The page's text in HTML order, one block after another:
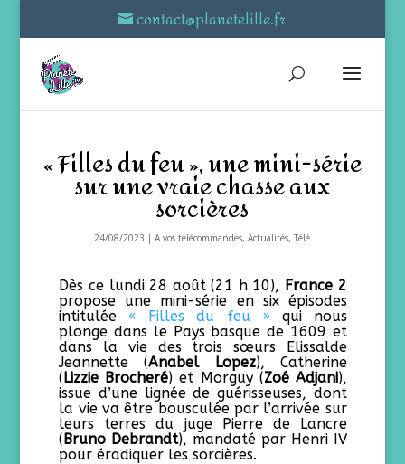
contact@planetelille.fr
« Filles du feu », une mini-série
sur une vraie chasse aux
sorcières
24/08/2023 |A vos télécommandes,Actualités,Télé
Dès ce lundi 28 août (21 h 10), France 2
propose une mini-série en six épisodes
intitulée « Filles du feu » qui nous
plonge dans le Pays basque de 1609 et
dans la vie des trois sœurs Elissalde
Jeannette (Anabel Lopez), Catherine
(Lizzie Brocheré) et Morguy (Zoé Adjani),
issue d’une lignée de guérisseuses, dont
la vie va être bousculée par l’arrivée sur
leurs terres du juge Pierre de Lancre
(Bruno Debrandt), mandaté par Henri IV
pour éradiquer les sorcières.